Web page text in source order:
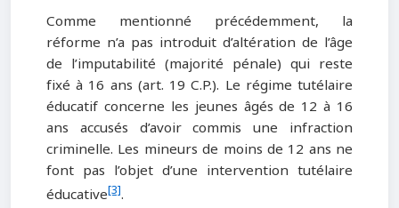
Comme mentionné précédemment, la
réforme n’a pas introduit d’altération de l’âge
de l’imputabilité (majorité pénale) qui reste
fixé à 16 ans (art. 19 C.P.). Le régime tutélaire
éducatif concerne les jeunes âgés de 12 à 16
ans accusés d’avoir commis une infraction
criminelle. Les mineurs de moins de 12 ans ne
font pas l’objet d’une intervention tutélaire
éducative[3].